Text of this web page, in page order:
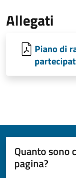
Allegati
Piano di
Quanto sono
pagina?